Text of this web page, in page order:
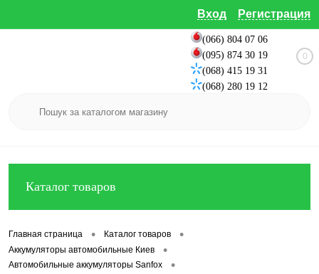
Вход Регистрация
(066) 804 07 06
(095) 874 30 19
(068) 415 19 31
(068) 280 19 12
0
Каталог товаров
Главная страница • Каталог товаров •
Аккумуляторы автомобильные Киев •
Автомобильные аккумуляторы Sanfox •